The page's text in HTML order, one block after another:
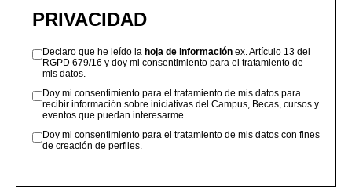
PRIVACIDAD
Declaro que he leído la hoja de información ex. Artículo 13 del
RGPD 679/16 y doy mi consentimiento para el tratamiento de
mis datos.
Doy mi consentimiento para el tratamiento de mis datos para
recibir información sobre iniciativas del Campus, Becas, cursos y
eventos que puedan interesarme.
Doy mi consentimiento para el tratamiento de mis datos con fines
de creación de perfiles.